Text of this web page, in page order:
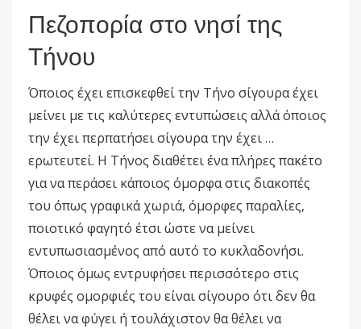
Πεζοπορία στο νησί της
Τήνου
Όποιος έχει επισκεφθεί την Τήνο σίγουρα έχει
μείνει με τις καλύτερες εντυπώσεις αλλά όποιος
την έχει περπατήσει σίγουρα την έχει …
ερωτευτεί. Η Τήνος διαθέτει ένα πλήρες πακέτο
για να περάσει κάποιος όμορφα στις διακοπές
του όπως γραφικά χωριά, όμορφες παραλίες,
ποιοτικό φαγητό έτσι ώστε να μείνει
εντυπωσιασμένος από αυτό το κυκλαδονήσι.
Όποιος όμως εντρυφήσει περισσότερο στις
κρυφές ομορφιές του είναι σίγουρο ότι δεν θα
θέλει να φύγει ή τουλάχιστον θα θέλει να